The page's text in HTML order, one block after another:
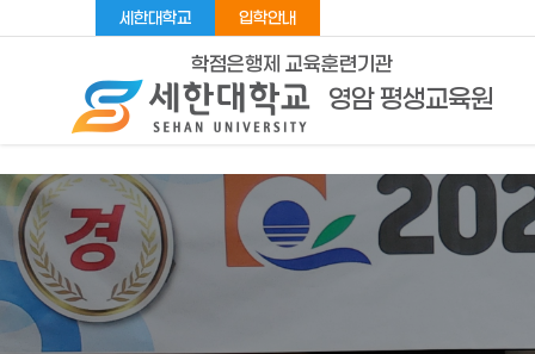
세한대학교 입학안내
학점은행제 교육훈련기관
영암 평생교육원